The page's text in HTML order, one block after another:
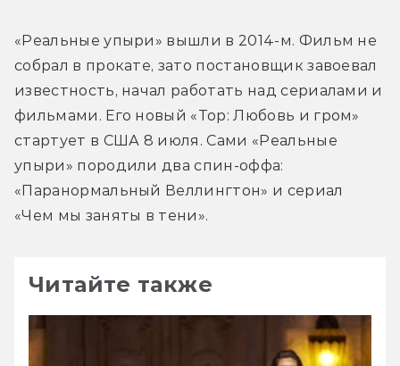
«Реальные упыри» вышли в 2014-м. Фильм не
собрал в прокате, зато постановщик завоевал
известность, начал работать над сериалами и
фильмами. Его новый «Тор: Любовь и гром»
стартует в США 8 июля. Сами «Реальные
упыри» породили два спин-оффа:
«Паранормальный Веллингтон» и сериал
«Чем мы заняты в тени».
Читайте также